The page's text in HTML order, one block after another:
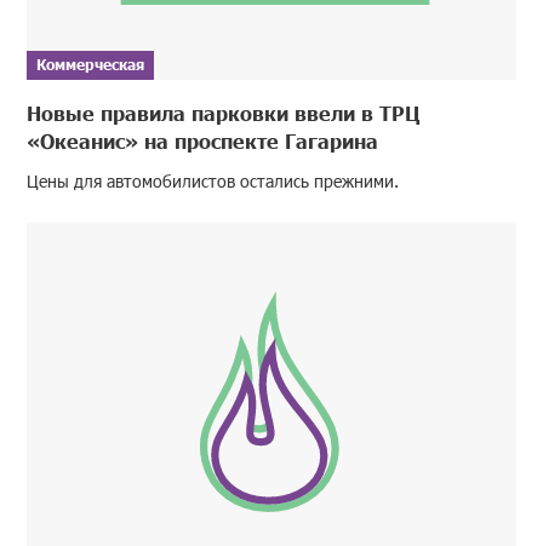
Коммерческая
Новые правила парковки ввели в ТРЦ
«Океанис» на проспекте Гагарина
Цены для автомобилистов остались прежними.